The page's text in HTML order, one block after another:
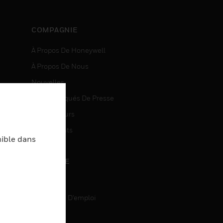
COMPAGNIE
À Propos De Honeywell
À Propos De Nous
Nouvelles
Communiqués De Presse
Investisseurs
Événements
CARRIÈRE
Recherche D'emploi
dans